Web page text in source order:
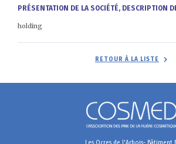
PRÉSENTATION DE LA SOCIÉTÉ, DESCRIPTION
holding
RETOUR À LA LISTE